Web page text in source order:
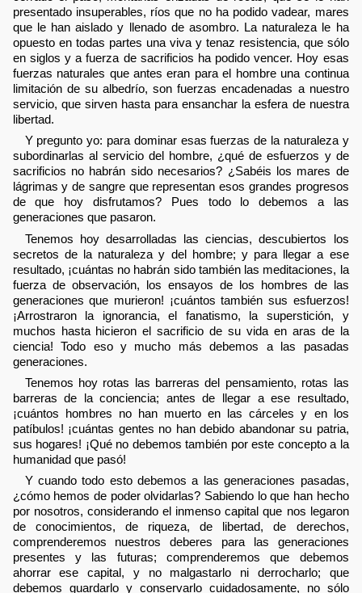
presentado insuperables, ríos que no ha podido vadear, mares
que le han aislado y llenado de asombro. La naturaleza le ha
opuesto en todas partes una viva y tenaz resistencia, que sólo
en siglos y a fuerza de sacrificios ha podido vencer. Hoy esas
fuerzas naturales que antes eran para el hombre una continua
limitación de su albedrío, son fuerzas encadenadas a nuestro
servicio, que sirven hasta para ensanchar la esfera de nuestra
libertad.
Y pregunto yo: para dominar esas fuerzas de la naturaleza y
subordinarlas al servicio del hombre, ¿qué de esfuerzos y de
sacrificios no habrán sido necesarios? ¿Sabéis los mares de
lágrimas y de sangre que representan esos grandes progresos
de que hoy disfrutamos? Pues todo lo debemos a las
generaciones que pasaron.
Tenemos hoy desarrolladas las ciencias, descubiertos los
secretos de la naturaleza y del hombre; y para llegar a ese
resultado, ¡cuántas no habrán sido también las meditaciones, la
fuerza de observación, los ensayos de los hombres de las
generaciones que murieron! ¡cuántos también sus esfuerzos!
¡Arrostraron la ignorancia, el fanatismo, la superstición, y
muchos hasta hicieron el sacrificio de su vida en aras de la
ciencia! Todo eso y mucho más debemos a las pasadas
generaciones.
Tenemos hoy rotas las barreras del pensamiento, rotas las
barreras de la conciencia; antes de llegar a ese resultado,
¡cuántos hombres no han muerto en las cárceles y en los
patíbulos! ¡cuántas gentes no han debido abandonar su patria,
sus hogares! ¡Qué no debemos también por este concepto a la
humanidad que pasó!
Y cuando todo esto debemos a las generaciones pasadas,
¿cómo hemos de poder olvidarlas? Sabiendo lo que han hecho
por nosotros, considerando el inmenso capital que nos legaron
de conocimientos, de riqueza, de libertad, de derechos,
comprenderemos nuestros deberes para las generaciones
presentes y las futuras; comprenderemos que debemos
ahorrar ese capital, y no malgastarlo ni derrocharlo; que
debemos guardarlo y conservarlo cuidadosamente, no sólo